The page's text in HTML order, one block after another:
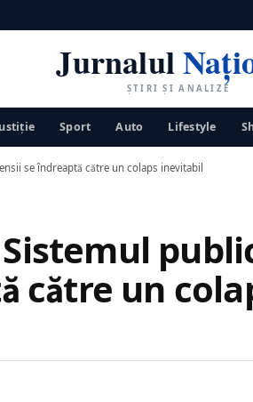
Jurnalul
ȘTIRI ȘI ANALIZE
Sport Auto Lifestyle
se îndreaptă către un colaps inevitabil
către un